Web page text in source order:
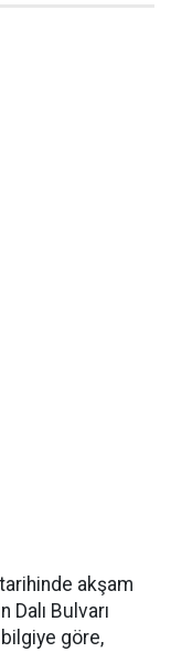
akşam
Bulvarı
göre,